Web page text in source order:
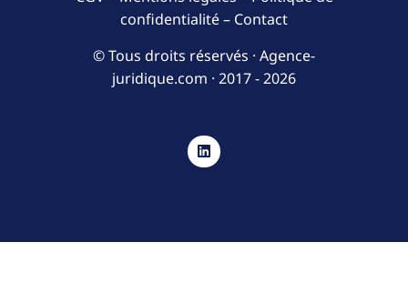
confidentialité– Contact
© Tous droits réservés · Agence-
juridique.com · 2017 - 2026